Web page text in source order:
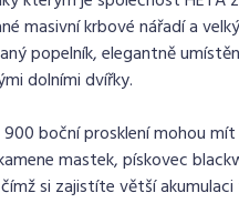
masivní krbové nářadí a
popelník, elegantně
dolními dvířky.
900 boční prosklení mohou
mastek, pískovec
si zajistíte větší akumulaci